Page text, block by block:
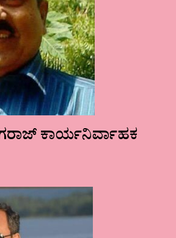
ಕಾರ್ಯನಿರ್ವಾಹಕ